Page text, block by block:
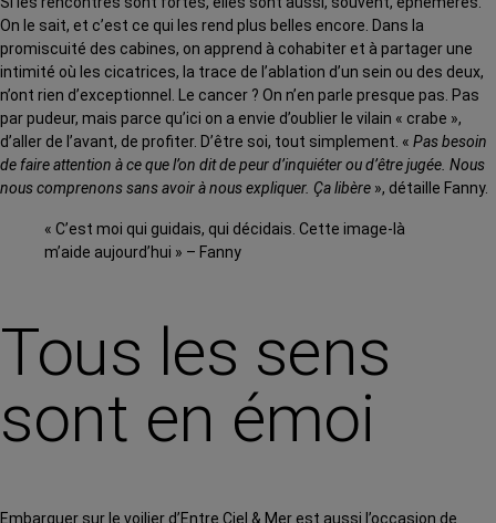
On le sait, et c’est ce qui les rend plus belles encore. Dans la
promiscuité des cabines, on apprend à cohabiter et à partager une
intimité où les cicatrices, la trace de l’ablation d’un sein ou des deux,
n’ont rien d’exceptionnel. Le cancer ? On n’en parle presque pas. Pas
par pudeur, mais parce qu’ici on a envie d’oublier le vilain « crabe »,
d’aller de l’avant, de profiter. D’être soi, tout simplement. « Pas besoin
de faire attention à ce que l’on dit de peur d’inquiéter ou d’être jugée. Nous
nous comprenons sans avoir à nous expliquer. Ça libère », détaille Fanny.
« C’est moi qui guidais, qui décidais. Cette image-là
m’aide aujourd’hui » – Fanny
Tous les sens
sont en émoi
Embarquer sur le voilier d’Entre Ciel & Mer est aussi l’occasion de